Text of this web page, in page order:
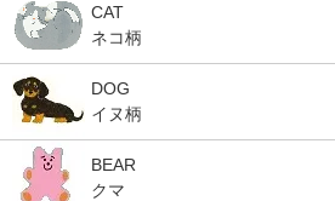
CAT
ネコ柄
DOG
イヌ柄
BEAR
クマ